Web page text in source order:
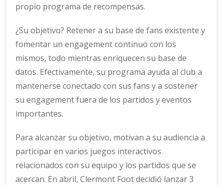
propio programa de recompensas.
¿Su objetivo? Retener a su base de fans existente y
fomentar un engagement continuo con los
mismos, todo mientras enriquecen su base de
datos. Efectivamente, su programa ayuda al club a
mantenerse conectado con sus fans y a sostener
su engagement fuera de los partidos y eventos
importantes.
Para alcanzar su objetivo, motivan a su audiencia a
participar en varios juegos interactivos
relacionados con su equipo y los partidos que se
acercan. En abril, Clermont Foot decidió lanzar 3